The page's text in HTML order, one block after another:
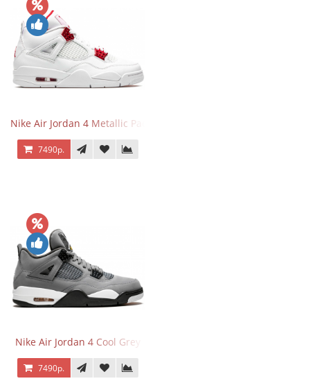
Nike Air Jordan 4 Metallic Pack University Red
7490р.
Nike Air Jordan 4 Cool Grey
7490р.